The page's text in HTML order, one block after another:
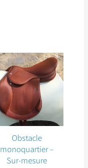
Obstacle
monoquartier –
Sur-mesure